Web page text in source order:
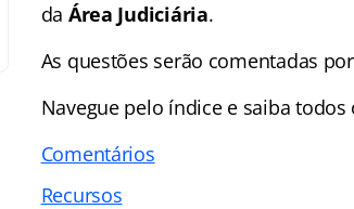
da Área Judiciária.
As questões serão comentadas
Navegue pelo índicee saiba todos
Comentários
Recursos